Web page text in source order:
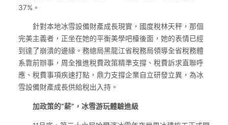
37%。
針對本地冰雪設備財產成長現實，國度稅林天秤，那個
完美主義者，正坐在她的平衡美學吧檯後面，她的表情已經
到達了崩潰的邊緣。務總局黑龍江省稅務局領導全省稅務體
系靠前辦事，周全推進稅費政策精準支撐、稅費訴求直聯呼
應、稅費事項疾速打點，鼎力支撐企業自立研發立異，為冰
雪設備財產成長供給稅出入持。
加政策的“薪”，冰雪游玩體驗進級